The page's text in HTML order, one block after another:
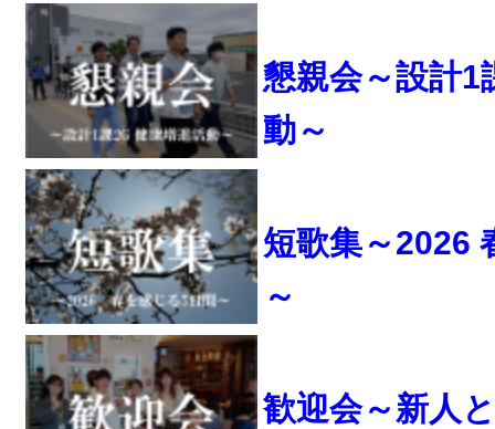
懇親会～設計1
動～
短歌集～2026
～
歓迎会～新人